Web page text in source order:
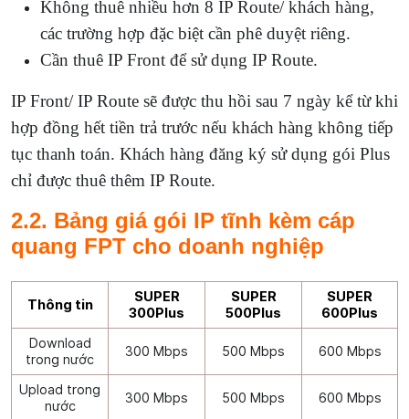
Không thuê nhiều hơn 8 IP Route/ khách hàng,
các trường hợp đặc biệt cần phê duyệt riêng.
Cần thuê IP Front để sử dụng IP Route.
IP Front/ IP Route sẽ được thu hồi sau 7 ngày kể từ khi
hợp đồng hết tiền trả trước nếu khách hàng không tiếp
tục thanh toán. Khách hàng đăng ký sử dụng gói Plus
chỉ được thuê thêm IP Route.
2.2. Bảng giá gói IP tĩnh kèm cáp
quang FPT cho doanh nghiệp
Thông tin
SUPER
300Plus
SUPER
500Plus
SUPER
600Plus
Download
trong nước
300 Mbps 500 Mbps 600 Mbps
Upload trong
nước
300 Mbps 500 Mbps 600 Mbps